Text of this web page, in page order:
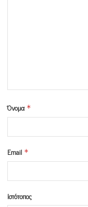
Όνομα *
Email *
Ιστότοπος